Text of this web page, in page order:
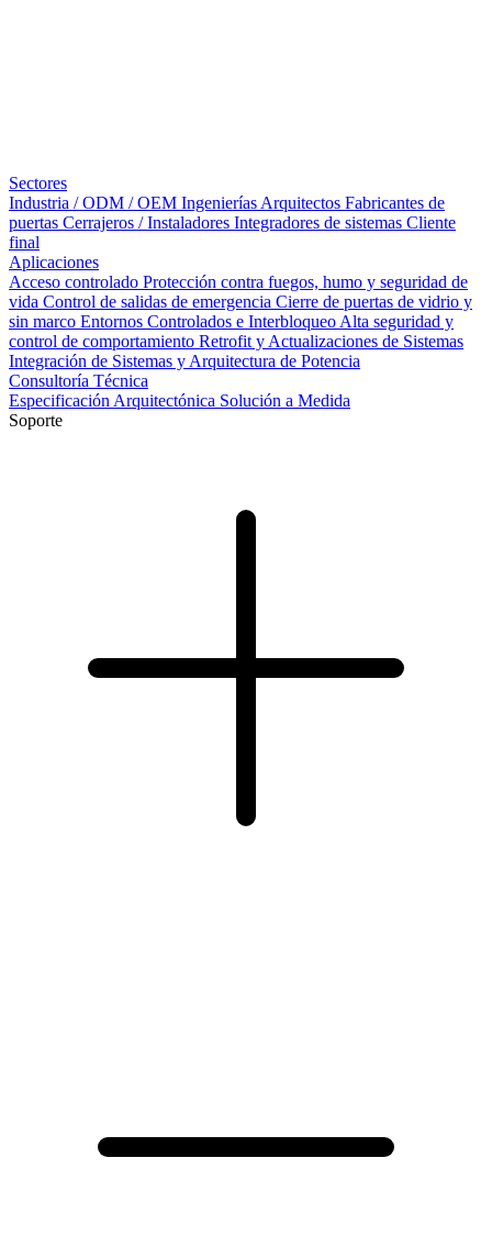
Sectores
Industria / ODM / OEM Ingenierías Arquitectos Fabricantes de
puertas Cerrajeros / Instaladores Integradores de sistemas Cliente
final
Aplicaciones
Acceso controlado Protección contra fuegos, humo y seguridad de
vida Control de salidas de emergencia Cierre de puertas de vidrio y
sin marco Entornos Controlados e Interbloqueo Alta seguridad y
control de comportamiento Retrofit y Actualizaciones de Sistemas
Integración de Sistemas y Arquitectura de Potencia
Consultoría Técnica
Especificación Arquitectónica Solución a Medida
Soporte